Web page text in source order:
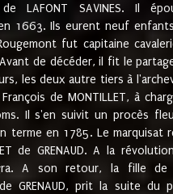
LAFONT SAVINES. Il
en 1663. Ils eurent neuf
fut capitaine
de décéder, il fit le
les deux autre tiers à
de MONTILLET, à
Il s'en suivit un procès
terme en 1785. Le marquisat
de GRENAUD. A la
A son retour, la fille de
de GRENAUD, prit la suite du